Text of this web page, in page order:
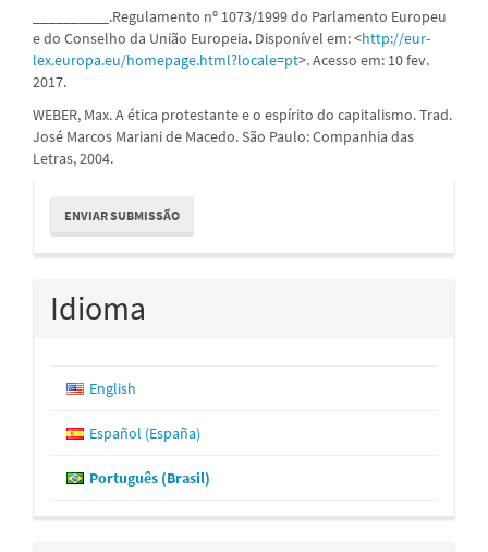
__________.Regulamento nº 1073/1999 do Parlamento Europeu
e do Conselho da União Europeia. Disponível em: <http://eur-
lex.europa.eu/homepage.html?locale=pt>. Acesso em: 10 fev.
2017.
WEBER, Max. A ética protestante e o espírito do capitalismo. Trad.
José Marcos Mariani de Macedo. São Paulo: Companhia das
Letras, 2004.
Enviar
Submissão
ENVIAR SUBMISSÃO
Idioma
English
Español (España)
Português (Brasil)